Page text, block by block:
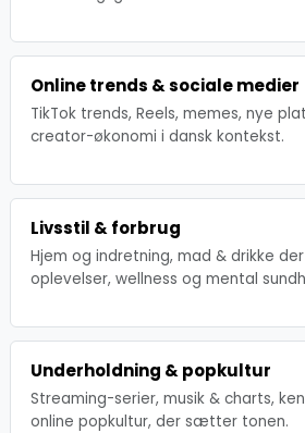
Online trends & sociale medier
TikTok trends, Reels, memes, nye
creator-økonomi i dansk kontekst.
Livsstil & forbrug
Hjem og indretning, mad & drikke
oplevelser, wellness og mental
Underholdning & popkultur
Streaming-serier, musik & charts,
online popkultur, der sætter tonen.